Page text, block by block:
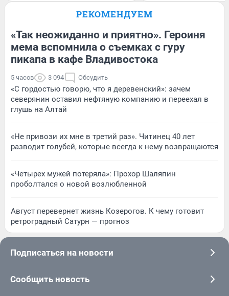
РЕКОМЕНДУЕМ
«Так неожиданно и приятно». Героиня
мема вспомнила о съемках с гуру
пикапа в кафе Владивостока
5 часов 3 094 Обсудить
«С гордостью говорю, что я деревенский»: зачем
северянин оставил нефтяную компанию и переехал в
глушь на Алтай
«Не привози их мне в третий раз». Читинец 40 лет
разводит голубей, которые всегда к нему возвращаются
«Четырех мужей потеряла»: Прохор Шаляпин
проболтался о новой возлюбленной
Август перевернет жизнь Козерогов. К чему готовит
ретроградный Сатурн — прогноз
Подписаться на новости
Сообщить новость